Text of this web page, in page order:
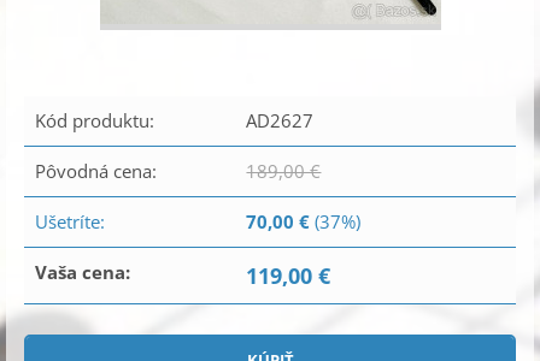
Kód produktu: AD2627
Pôvodná cena: 189,00 €
Ušetríte: 70,00 € (37%)
Vaša cena: 119,00 €